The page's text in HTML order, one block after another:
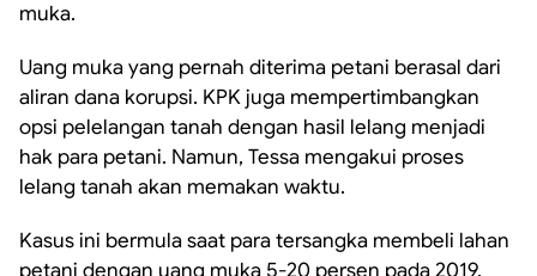
muka.
Uang muka yang pernah diterima petani berasal dari
aliran dana korupsi. KPK juga mempertimbangkan
opsi pelelangan tanah dengan hasil lelang menjadi
hak para petani. Namun, Tessa mengakui proses
lelang tanah akan memakan waktu.
Kasus ini bermula saat para tersangka membeli lahan
petani dengan uang muka 5-20 persen pada 2019.